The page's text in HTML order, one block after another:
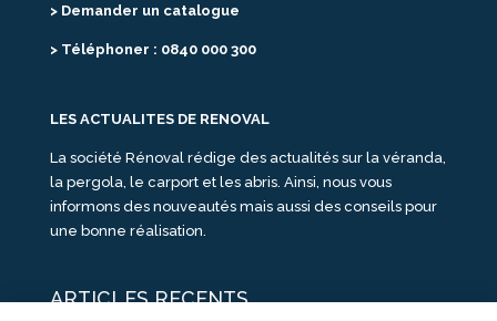
> Demander un catalogue
> Téléphoner : 0840 000 300
LES ACTUALITES DE RENOVAL
La société Rénoval rédige des actualités sur la véranda,
la pergola, le carport et les abris. Ainsi, nous vous
informons des nouveautés mais aussi des conseils pour
une bonne réalisation.
ARTICLES RECENTS